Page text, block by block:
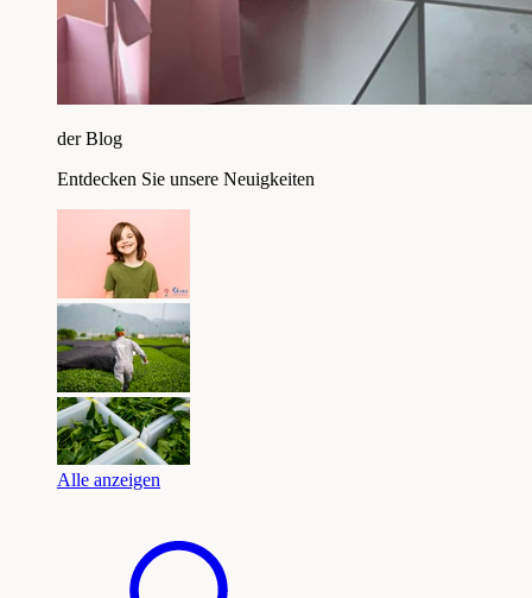
der Blog
Entdecken Sie unsere Neuigkeiten
Alle anzeigen